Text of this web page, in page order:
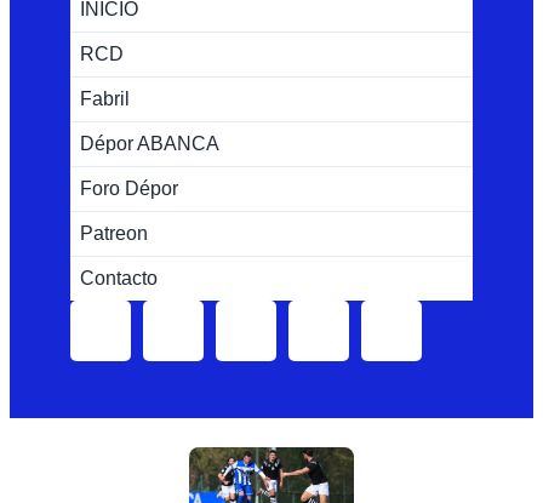
INICIO
RCD
Fabril
Dépor ABANCA
Foro Dépor
Patreon
Contacto